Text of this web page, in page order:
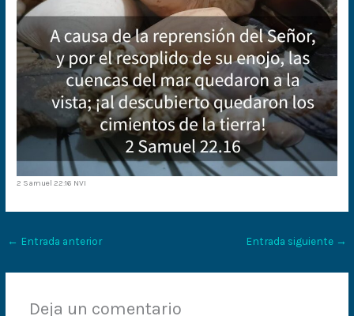
2 Samuel 22:16 NVI
← Entrada anterior Entrada siguiente →
Deja un comentario